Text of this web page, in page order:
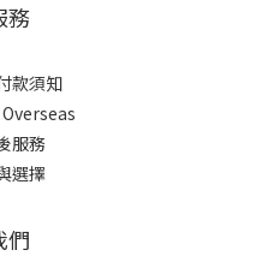
務
款須知
服務
選擇
們